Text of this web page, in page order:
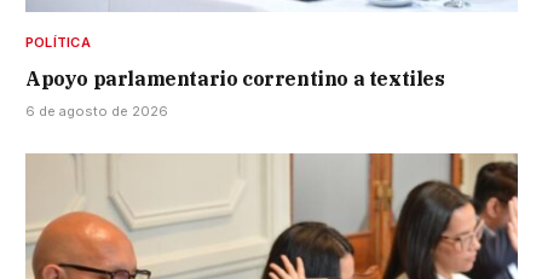
POLÍTICA
Apoyo parlamentario correntino a textiles
6 de agosto de 2026